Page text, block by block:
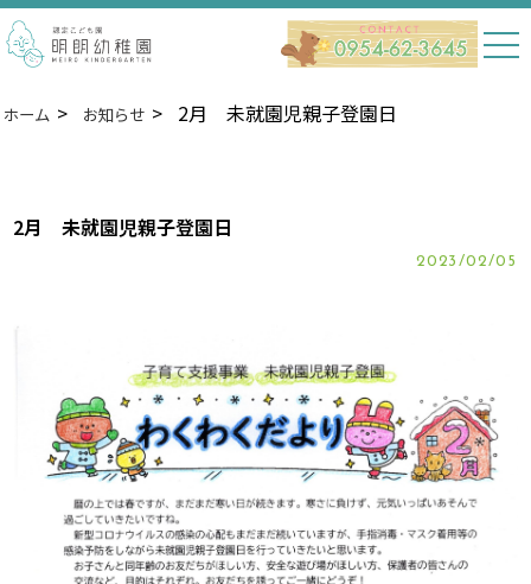
ホーム お知らせ 2月 未就園児親子登園日
2月 未就園児親子登園日
2023/02/05